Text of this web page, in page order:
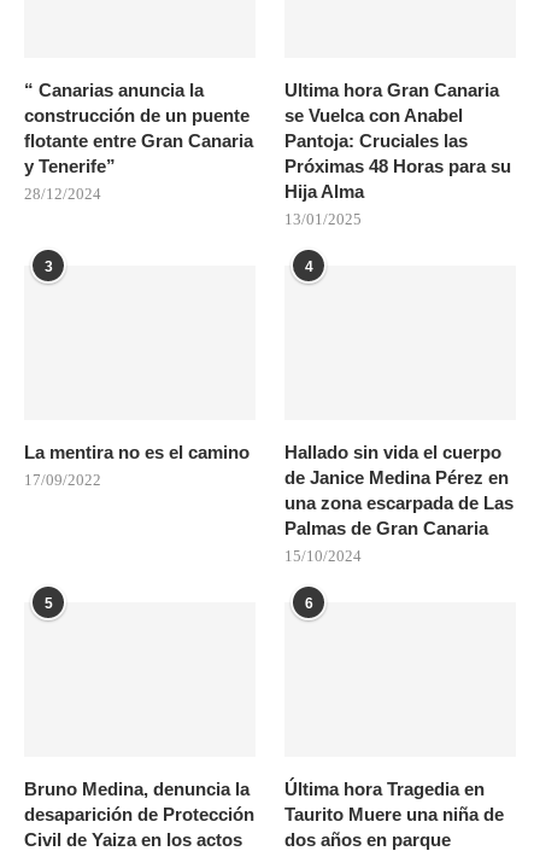
“ Canarias anuncia la
construcción de un puente
flotante entre Gran Canaria
y Tenerife”
28/12/2024
Ultima hora Gran Canaria
se Vuelca con Anabel
Pantoja: Cruciales las
Próximas 48 Horas para su
Hija Alma
13/01/2025
3
La mentira no es el camino
17/09/2022
4
Hallado sin vida el cuerpo
de Janice Medina Pérez en
una zona escarpada de Las
Palmas de Gran Canaria
15/10/2024
5
Bruno Medina, denuncia la
desaparición de Protección
Civil de Yaiza en los actos
6
Última hora Tragedia en
Taurito Muere una niña de
dos años en parque